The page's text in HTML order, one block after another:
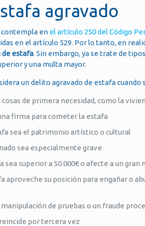
agravado
contempla en el artículo 250 del Código
en el artículo 529. Por lo tanto, en
de estafa. Sin embargo, ya se trate de
y una multa mayor.
un delito agravado de estafa cuando
de primera necesidad, como la
firma para cometer la estafa
sea el patrimonio artístico o cultural
sea especialmente grave
sea superior a 50.000€ o afecte a un gran
aproveche su posición para engañar o
de pruebas o un fraude
por tercera vez